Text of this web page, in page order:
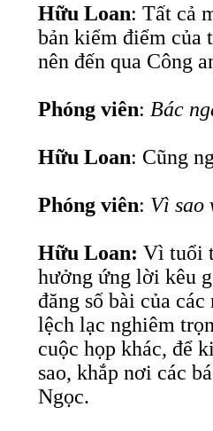
Hữu Loan: Tất cả
bản kiểm điểm
nên đến qua Công
Phóng viên: Bác
Hữu Loan: Cũng
Phóng viên: Vì sao
Hữu Loan: Vì tuổi
hưởng ứng lời kêu
đăng số bài của
lệch lạc nghiêm
cuộc họp khác, để
sao, khắp nơi các
Ngọc.